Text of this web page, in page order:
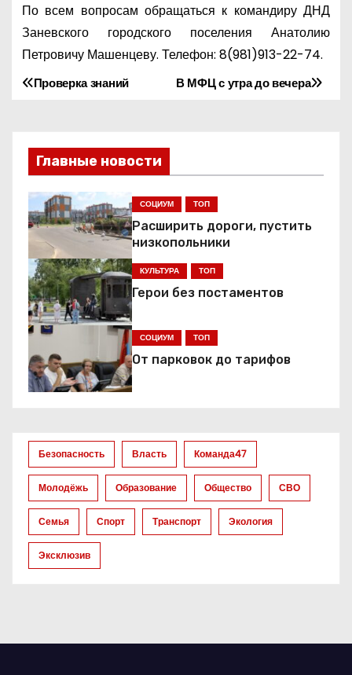
По всем вопросам обращаться к командиру ДНД
Заневского городского поселения Анатолию
Петровичу Машенцеву. Телефон: 8(981)913-22-74.
Н
в
и
г
а
ц
и
я
п
м
В МФЦ с утра до вечера
Проверка знаний
Главные новости
СОЦИУМ ТОП
Расширить дороги, пустить
низкопольники
КУЛЬТУРА ТОП
Герои без постаментов
СОЦИУМ ТОП
От парковок до тарифов
Безопасность Власть Команда47
Молодёжь Образование Общество СВО
Семья Спорт Транспорт Экология
Эксклюзив